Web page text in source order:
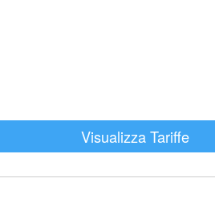
Visualizza Tariffe